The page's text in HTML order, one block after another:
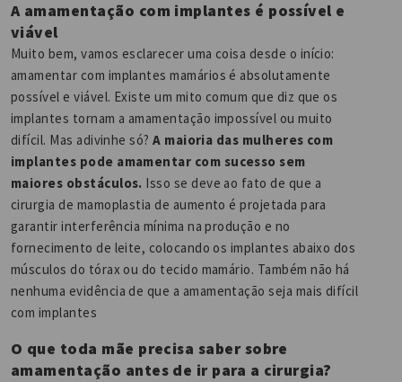
A amamentação com implantes é possível e
viável
Muito bem, vamos esclarecer uma coisa desde o início:
amamentar com implantes mamários é absolutamente
possível e viável. Existe um mito comum que diz que os
implantes tornam a amamentação impossível ou muito
difícil. Mas adivinhe só?A maioria das mulheres com
implantes pode amamentar com sucesso sem
maiores obstáculos. Isso se deve ao fato de que a
cirurgia de mamoplastia de aumento é projetada para
garantir interferência mínima na produção e no
fornecimento de leite, colocando os implantes abaixo dos
músculos do tórax ou do tecido mamário. Também não há
nenhuma evidência de que a amamentação seja mais difícil
com implantes
O que toda mãe precisa saber sobre
amamentação antes de ir para a cirurgia?